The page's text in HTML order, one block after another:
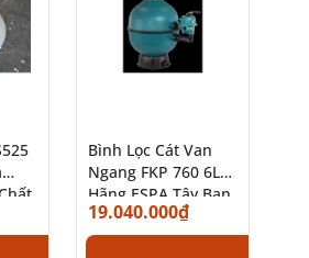
Bình Lọc Cát Van
Ngang FKP 760 6LT
Hãng ESPA Tây Ban
Nha Ø760mm
19.040.000₫